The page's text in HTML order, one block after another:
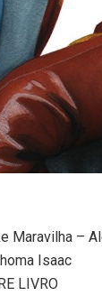
Maravilha –
Isaac
LIVRO